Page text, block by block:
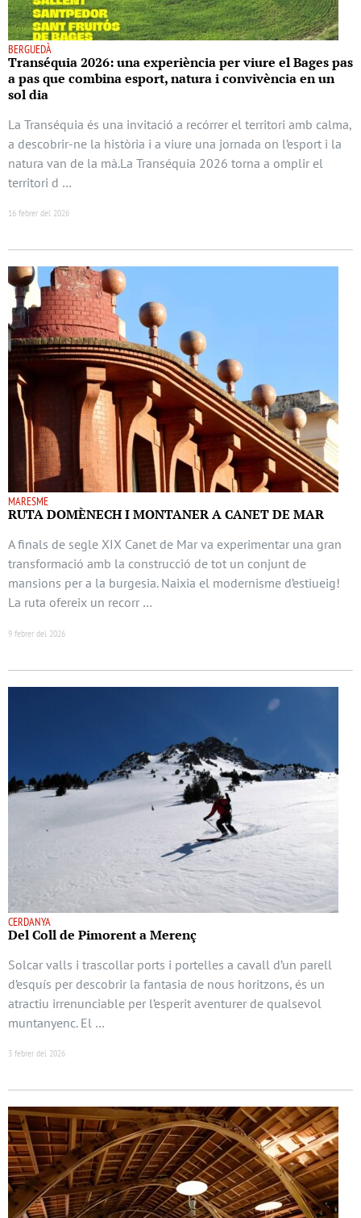
BERGUEDÀ
Transéquia 2026: una experiència per viure el Bages pas
a pas que combina esport, natura i convivència en un
sol dia
La Transéquia és una invitació a recórrer el territori amb calma,
a descobrir-ne la història i a viure una jornada on l’esport i la
natura van de la mà.La Transéquia 2026 torna a omplir el
territori d …
16 febrer del 2026
MARESME
RUTA DOMÈNECH I MONTANER A CANET DE MAR
A finals de segle XIX Canet de Mar va experimentar una gran
transformació amb la construcció de tot un conjunt de
mansions per a la burgesia. Naixia el modernisme d’estiueig!
La ruta ofereix un recorr …
9 febrer del 2026
CERDANYA
Del Coll de Pimorent a Merenç
Solcar valls i trascollar ports i portelles a cavall d’un parell
d’esquís per descobrir la fantasia de nous horitzons, és un
atractiu irrenunciable per l’esperit aventurer de qualsevol
muntanyenc. El …
3 febrer del 2026